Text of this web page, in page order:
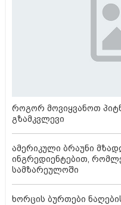
როგორ მოვიყვანოთ
გზამკვლევი
ამერიკული ბრაუნი
ინგრედიენტებით,
სამზარეულოში
ხორცის ბურთები